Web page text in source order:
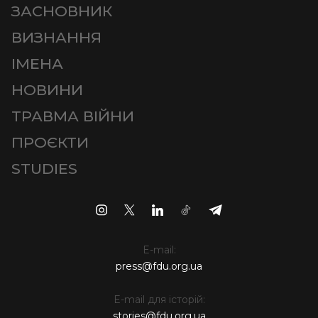
ЗАСНОВНИК
ВИЗНАННЯ
ІМЕНА
НОВИНИ
ТРАВМА ВІЙНИ
ПРОЄКТИ
STUDIES
E-mail:
press@fdu.org.ua
E-mail для історій: